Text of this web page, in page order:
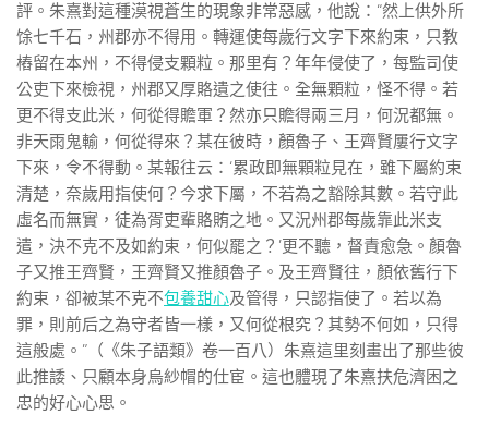
評。朱熹對這種漠視蒼生的現象非常惡感，他說：“然上供外所
馀七千石，州郡亦不得用。轉運使每歲行文字下來約束，只教
樁留在本州，不得侵支顆粒。那里有？年年侵使了，每監司使
公吏下來檢視，州郡又厚賂遺之使往。全無顆粒，怪不得。若
更不得支此米，何從得贍軍？然亦只贍得兩三月，何況都無。
非天雨鬼輸，何從得來？某在彼時，顏魯子、王齊賢屢行文字
下來，令不得動。某報往云：‘累政即無顆粒見在，雖下屬約束
清楚，奈歲用指使何？今求下屬，不若為之豁除其數。若守此
虛名而無實，徒為胥吏輩賂賄之地。又況州郡每歲靠此米支
遣，決不克不及如約束，何似罷之？’更不聽，督責愈急。顏魯
子又推王齊賢，王齊賢又推顏魯子。及王齊賢往，顏依舊行下
約束，卻被某不克不包養甜心及管得，只認指使了。若以為
罪，則前后之為守者皆一樣，又何從根究？其勢不何如，只得
這般處。”（《朱子語類》卷一百八）朱熹這里刻畫出了那些彼
此推諉、只顧本身烏紗帽的仕宦。這也體現了朱熹扶危濟困之
忠的好心心思。